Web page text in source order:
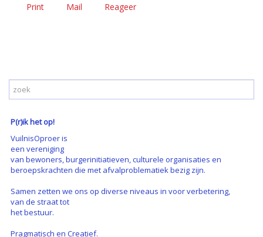
Print Mail Reageer
P(r)ik het op!
VuilnisOproer is
een vereniging
van bewoners, burgerinitiatieven, culturele organisaties en
beroepskrachten die met afvalproblematiek bezig zijn.
Samen zetten we ons op diverse niveaus in voor verbetering,
van de straat tot
het bestuur.
Pragmatisch en Creatief.